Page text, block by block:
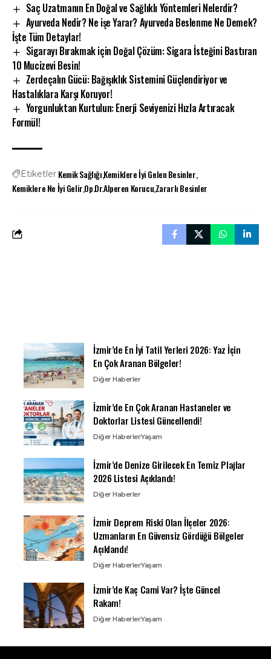
Saç Uzatmanın En Doğal ve Sağlıklı Yöntemleri Nelerdir?
Ayurveda Nedir? Ne işe Yarar? Ayurveda Beslenme Ne Demek?
İşte Tüm Detaylar!
Sigarayı Bırakmak için Doğal Çözüm: Sigara İsteğini Bastıran
10 Mucizevi Besin!
Zerdeçalın Gücü: Bağışıklık Sistemini Güçlendiriyor ve
Hastalıklara Karşı Koruyor!
Yorgunluktan Kurtulun: Enerji Seviyenizi Hızla Artıracak
Formül!
Etiketler Kemik SağlığıKemiklere İyi Gelen Besinler
Kemiklere Ne İyi GelirOp.Dr.Alperen KorucuZararlı Besinler
İzmir’de En İyi Tatil Yerleri 2026: Yaz İçin
En Çok Aranan Bölgeler!
Diğer Haberler
İzmir’de En Çok Aranan Hastaneler ve
Doktorlar Listesi Güncellendi!
Diğer HaberlerYaşam
İzmir’de Denize Girilecek En Temiz Plajlar
2026 Listesi Açıklandı!
Diğer Haberler
İzmir Deprem Riski Olan İlçeler 2026:
Uzmanların En Güvensiz Gördüğü Bölgeler
Açıklandı!
Diğer HaberlerYaşam
İzmir’de Kaç Cami Var? İşte Güncel
Rakam!
Diğer HaberlerYaşam